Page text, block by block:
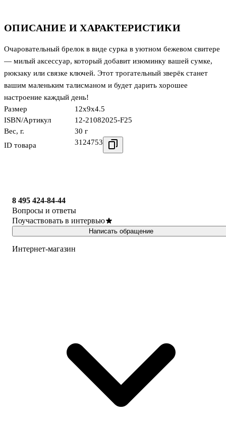
ОПИСАНИЕ И ХАРАКТЕРИСТИКИ
Очаровательный брелок в виде сурка в уютном бежевом свитере
— милый аксессуар, который добавит изюминку вашей сумке,
рюкзаку или связке ключей. Этот трогательный зверёк станет
вашим маленьким талисманом и будет дарить хорошее
настроение каждый день!
Размер
12x9x4.5
ISBN/Артикул
12-21082025-F25
Вес, г.
30 г
ID товара
3124753
8 495 424-84-44
Вопросы и ответы
Поучаствовать в интервью
Написать обращение
Интернет-магазин